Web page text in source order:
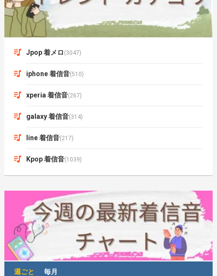
Jpop 着メロ (3047)
iphone 着信音(510)
xperia 着信音(267)
galaxy 着信音(314)
line 着信音(217)
Kpop 着信音(1039)
週ごと 毎月